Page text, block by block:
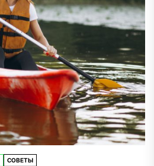
СОВЕТЫ